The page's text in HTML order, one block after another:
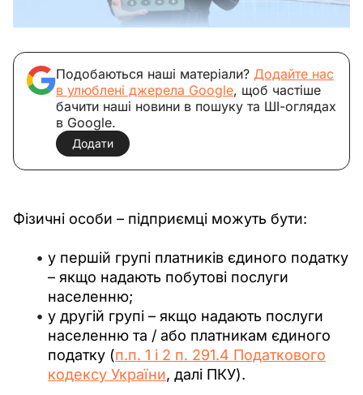
Подобаються наші матеріали? Додайте нас
в улюблені джерела Google, щоб частіше
бачити наші новини в пошуку та ШІ-оглядах
в Google.
Додати
Фізичні особи – підприємці можуть бути:
у першій групі платників єдиного податку
– якщо надають побутові послуги
населенню;
у другій групі – якщо надають послуги
населенню та / або платникам єдиного
податку (п.п. 1 і 2 п. 291.4 Податкового
кодексу України, далі ПКУ).